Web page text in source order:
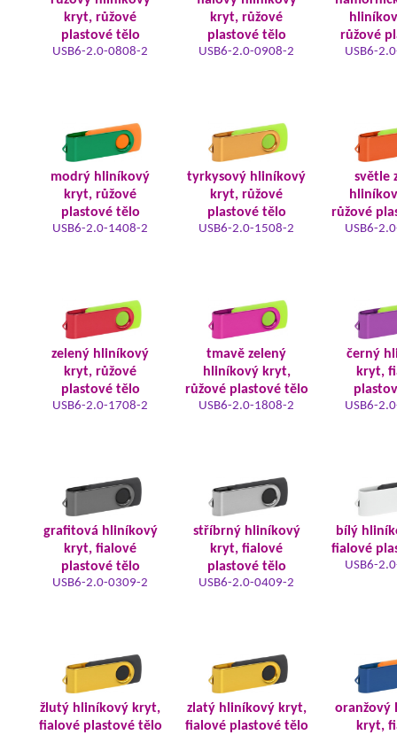
kryt, růžové
plastové tělo
USB6-2.0-0808-2
kryt, růžové
plastové tělo
USB6-2.0-0908-2
růžové
USB6-
modrý hliníkový
kryt, růžové
plastové tělo
USB6-2.0-1408-2
tyrkysový hliníkový
kryt, růžové
plastové tělo
USB6-2.0-1508-2
světle
růžové
USB6-
zelený hliníkový
kryt, růžové
plastové tělo
USB6-2.0-1708-2
tmavě zelený
hliníkový kryt,
růžové plastové tělo
USB6-2.0-1808-2
černý
kryt,
USB6-
grafitová hliníkový
kryt, fialové
plastové tělo
USB6-2.0-0309-2
stříbrný hliníkový
kryt, fialové
plastové tělo
USB6-2.0-0409-2
bílý
fialové
USB6-
žlutý hliníkový kryt,
fialové plastové tělo
zlatý hliníkový kryt,
fialové plastové tělo
oranžový
kryt,